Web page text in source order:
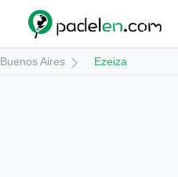
Buenos Aires Ezeiza